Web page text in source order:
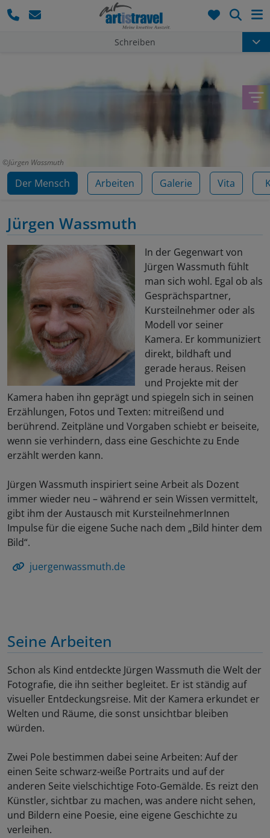
Schreiben
Jürgen Wassmuth
Der Mensch Arbeiten Galerie Vita
Jürgen Wassmuth
In der Gegenwart von
Jürgen Wassmuth fühlt
man sich wohl. Egal ob als
Gesprächspartner,
Kursteilnehmer oder als
Modell vor seiner
Kamera. Er kommuniziert
direkt, bildhaft und
gerade heraus. Reisen
und Projekte mit der
Kamera haben ihn geprägt und spiegeln sich in seinen
Erzählungen, Fotos und Texten: mitreißend und
berührend. Zeitpläne und Vorgaben schiebt er beiseite,
wenn sie verhindern, dass eine Geschichte zu Ende
erzählt werden kann.
Jürgen Wassmuth inspiriert seine Arbeit als Dozent
immer wieder neu – während er sein Wissen vermittelt,
gibt ihm der Austausch mit KursteilnehmerInnen
Impulse für die eigene Suche nach dem „Bild hinter dem
Bild“.
juergenwassmuth.de
Seine Arbeiten
Schon als Kind entdeckte Jürgen Wassmuth die Welt der
Fotografie, die ihn seither begleitet. Er ist ständig auf
visueller Entdeckungsreise. Mit der Kamera erkundet er
Welten und Räume, die sonst unsichtbar bleiben
würden.
Zwei Pole bestimmen dabei seine Arbeiten: Auf der
einen Seite schwarz-weiße Portraits und auf der
anderen Seite vielschichtige Foto-Gemälde. Es reizt den
Künstler, sichtbar zu machen, was andere nicht sehen,
und Bildern eine Poesie, eine eigene Geschichte zu
verleihen.